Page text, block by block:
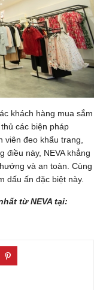
khách hàng mua sắm
các biện pháp
đeo khẩu trang,
điều này, NEVA khẳng
và an toàn. Cùng
dấu ấn đặc biệt này.
từ NEVA tại: